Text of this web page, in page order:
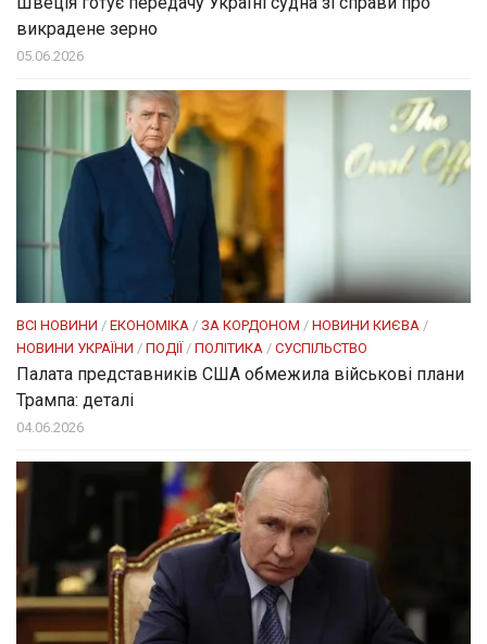
викрадене зерно
05.06.2026
ВСІ НОВИНИ / ЕКОНОМІКА / ЗА КОРДОНОМ / НОВИНИ КИЄВА /
НОВИНИ УКРАЇНИ / ПОДІЇ / ПОЛІТИКА / СУСПІЛЬСТВО
Палата представників США обмежила військові плани
Трампа: деталі
04.06.2026